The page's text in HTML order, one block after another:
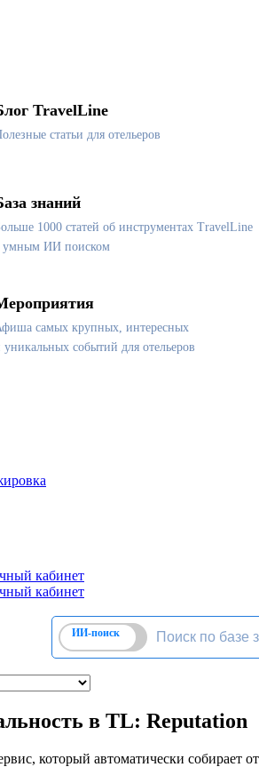
TravelLine
статьи для отельеров
знаний
1000 статей об инструментах TravelLine
умным ИИ поиском
самых крупных, интересных
уникальных событий для отельеров
кабинет
кабинет
в TL: Reputation
который автоматически собирает